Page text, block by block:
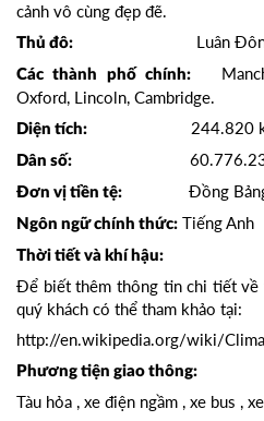
cảnh vô cùng đẹp đẽ.
Thủ đô: Luân
Các thành phố chính:
Oxford, Lincoln, Cambridge.
Diện tích: 244.820
Dân số: 60.776.238
Đơn vị tiền tệ: Đồng Bảng
Ngôn ngữ chính thức: Tiếng Anh
Thời tiết và khí hậu:
Để biết thêm thông tin chi tiết
quý khách có thể tham khảo tại:
http://en.wikipedia.org/wiki/
Phương tiện giao thông:
Tàu hỏa , xe điện ngầm , xe bus ,